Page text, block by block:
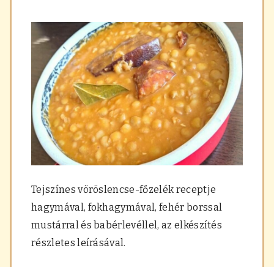
Tejszínes vöröslencse-főzelék receptje
hagymával, fokhagymával, fehér borssal
mustárral és babérlevéllel, az elkészítés
részletes leírásával.